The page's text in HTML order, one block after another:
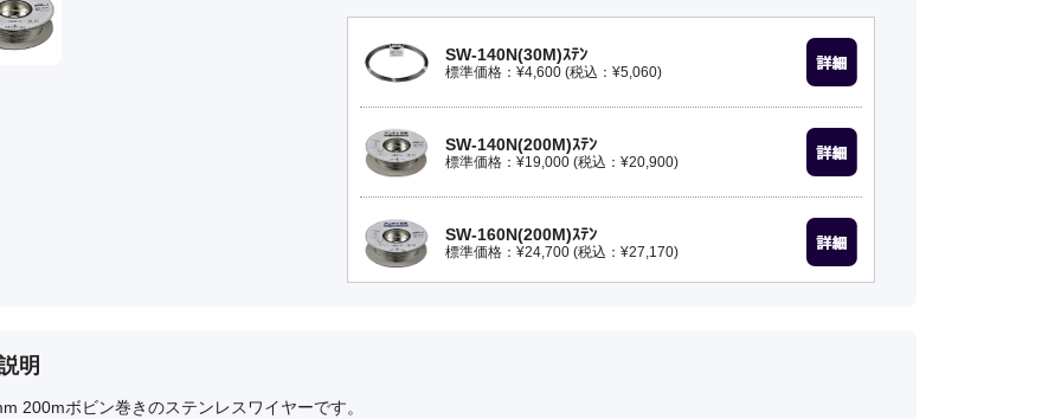
SW-140N(30M)ｽﾃﾝ
標準価格：¥4,600 (税込：¥5,060)
SW-140N(200M)ｽﾃﾝ
標準価格：¥19,000 (税込：¥20,900)
SW-160N(200M)ｽﾃﾝ
標準価格：¥24,700 (税込：¥27,170)
明
200mボビン巻きのステンレスワイヤーです。